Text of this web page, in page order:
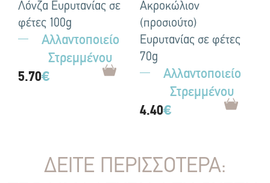
Λόνζα Ευρυτανίας σε
φέτες 100g
Αλλαντοποιείο
Στρεμμένου
5.70€
Ακροκώλιον
(προσιούτο)
Ευρυτανίας σε φέτες
70g
Αλλαντοποιείο
Στρεμμένου
4.40€
ΔΕΙΤΕ ΠΕΡΙΣΣΟΤΕΡΑ: